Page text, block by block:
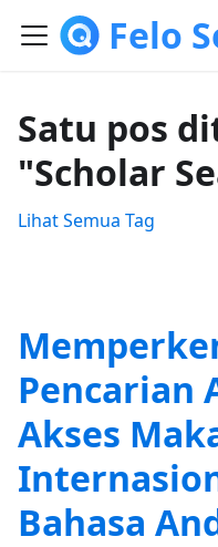
Felo
Satu pos
"Scholar
Lihat Semua Tag
Pencarian
Akses
Bahasa